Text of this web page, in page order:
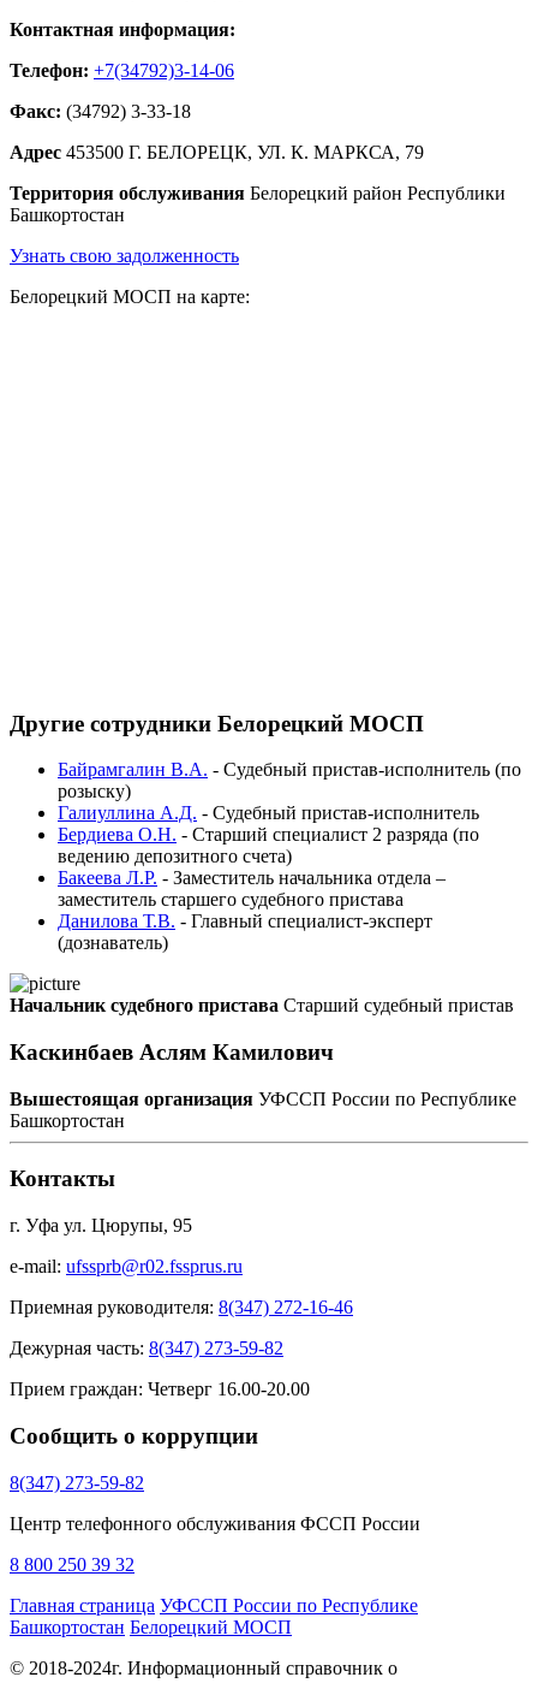
Контактная информация:
Телефон: +7(34792)3-14-06
Факс: (34792) 3-33-18
Адрес 453500 Г. БЕЛОРЕЦК, УЛ. К. МАРКСА, 79
Территория обслуживания Белорецкий район Республики
Башкортостан
Узнать свою задолженность
Белорецкий МОСП на карте:
Другие сотрудники Белорецкий МОСП
Байрамгалин В.А. - Судебный пристав-исполнитель (по
розыску)
Галиуллина А.Д. - Судебный пристав-исполнитель
Бердиева О.Н. - Старший специалист 2 разряда (по
ведению депозитного счета)
Бакеева Л.Р. - Заместитель начальника отдела –
заместитель старшего судебного пристава
Данилова Т.В. - Главный специалист-эксперт
(дознаватель)
Начальник судебного пристава Старший судебный пристав
Каскинбаев Аслям Камилович
Вышестоящая организация УФССП России по Республике
Башкортостан
Контакты
г. Уфа ул. Цюрупы, 95
e-mail: ufssprb@r02.fssprus.ru
Приемная руководителя: 8(347) 272-16-46
Дежурная часть: 8(347) 273-59-82
Прием граждан: Четверг 16.00-20.00
Сообщить о коррупции
8(347) 273-59-82
Центр телефонного обслуживания ФССП России
8 800 250 39 32
Главная страница УФССП России по Республике
Башкортостан Белорецкий МОСП
© 2018-2024г. Информационный справочник о